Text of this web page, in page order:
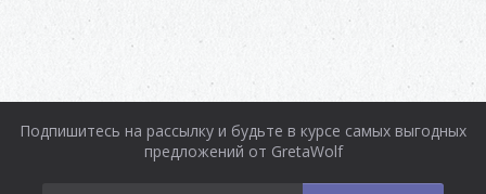
Подпишитесь на рассылку и будьте в курсе самых выгодных
предложений от GretaWolf